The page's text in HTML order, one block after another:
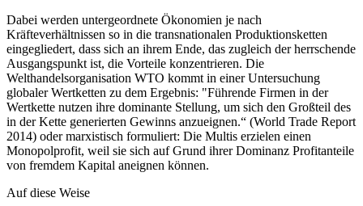
Dabei werden untergeordnete Ökonomien je nach
Kräfteverhältnissen so in die transnationalen Produktionsketten
eingegliedert, dass sich an ihrem Ende, das zugleich der herrschende
Ausgangspunkt ist, die Vorteile konzentrieren. Die
Welthandelsorganisation WTO kommt in einer Untersuchung
globaler Wertketten zu dem Ergebnis: "Führende Firmen in der
Wertkette nutzen ihre dominante Stellung, um sich den Großteil des
in der Kette generierten Gewinns anzueignen.“ (World Trade Report
2014) oder marxistisch formuliert: Die Multis erzielen einen
Monopolprofit, weil sie sich auf Grund ihrer Dominanz Profitanteile
von fremdem Kapital aneignen können.
Auf diese Weise